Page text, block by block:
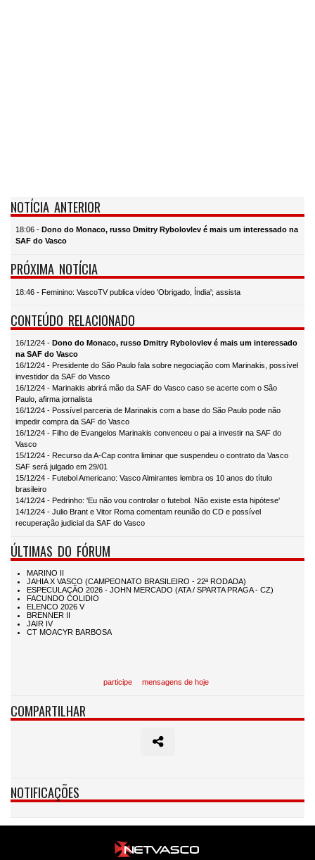
NOTÍCIA ANTERIOR
18:06 - Dono do Monaco, russo Dmitry Rybolovlev é mais um interessado na
SAF do Vasco
PRÓXIMA NOTÍCIA
18:46 - Feminino: VascoTV publica vídeo 'Obrigado, Índia'; assista
CONTEÚDO RELACIONADO
16/12/24 - Dono do Monaco, russo Dmitry Rybolovlev é mais um interessado
na SAF do Vasco
16/12/24 - Presidente do São Paulo fala sobre negociação com Marinakis, possível
investidor da SAF do Vasco
16/12/24 - Marinakis abrirá mão da SAF do Vasco caso se acerte com o São
Paulo, afirma jornalista
16/12/24 - Possível parceria de Marinakis com a base do São Paulo pode não
impedir compra da SAF do Vasco
16/12/24 - Filho de Evangelos Marinakis convenceu o pai a investir na SAF do
Vasco
15/12/24 - Recurso da A-Cap contra liminar que suspendeu o contrato da Vasco
SAF será julgado em 29/01
15/12/24 - Futebol Americano: Vasco Almirantes lembra os 10 anos do título
brasileiro
14/12/24 - Pedrinho: 'Eu não vou controlar o futebol. Não existe esta hipótese'
14/12/24 - Julio Brant e Vitor Roma comentam reunião do CD e possível
recuperação judicial da SAF do Vasco
ÚLTIMAS DO FÓRUM
participe mensagens de hoje
COMPARTILHAR
NOTIFICAÇÕES